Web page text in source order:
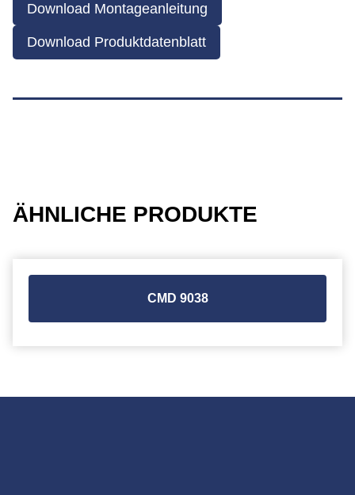
Download Montageanleitung
Download Produktdatenblatt
ÄHNLICHE PRODUKTE
CMD 9038